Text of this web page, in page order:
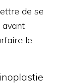
de se
le